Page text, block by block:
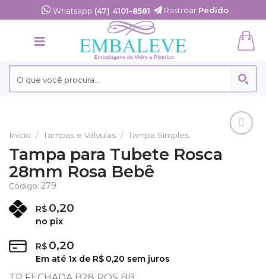
to
content
Whatsapp (47) 4101-8581 Rastrear Pedido
Início / Tampas e Válvulas / Tampa Simples
Tampa para Tubete Rosca
28mm Rosa Bebê
Código: 279
R$ 0,20
no pix
R$ 0,20
Em até 1x de R$ 0,20 sem juros